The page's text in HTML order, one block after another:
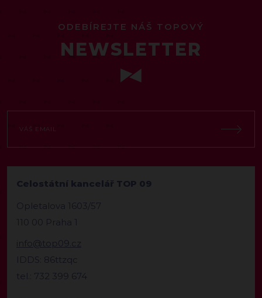
ODEBÍREJTE NÁŠ TOPOVÝ
NEWSLETTER
Celostátní kancelář TOP 09
Opletalova 1603/57
110 00 Praha 1
info@top09.cz
IDDS: 86ttzqc
tel.: 732 399 674